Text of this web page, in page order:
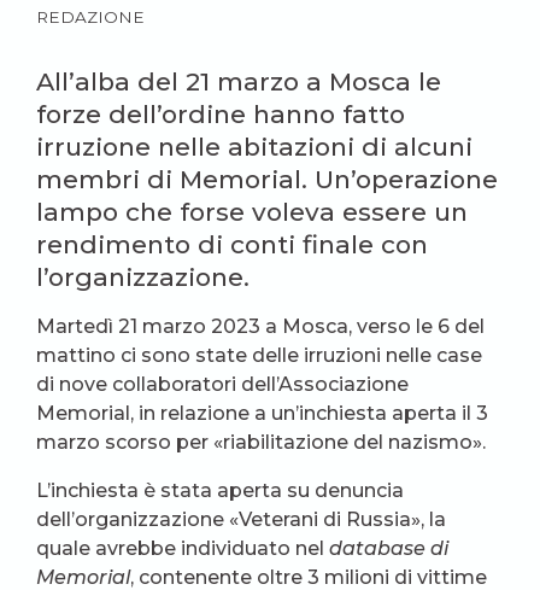
REDAZIONE
All’alba del 21 marzo a Mosca le
forze dell’ordine hanno fatto
irruzione nelle abitazioni di alcuni
membri di Memorial. Un’operazione
lampo che forse voleva essere un
rendimento di conti finale con
l’organizzazione.
Martedì 21 marzo 2023 a Mosca, verso le 6 del
mattino ci sono state delle irruzioni nelle case
di nove collaboratori dell’Associazione
Memorial, in relazione a un’inchiesta aperta il 3
marzo scorso per «riabilitazione del nazismo».
L’inchiesta è stata aperta su denuncia
dell’organizzazione «Veterani di Russia», la
quale avrebbe individuato nel database di
Memorial, contenente oltre 3 milioni di vittime